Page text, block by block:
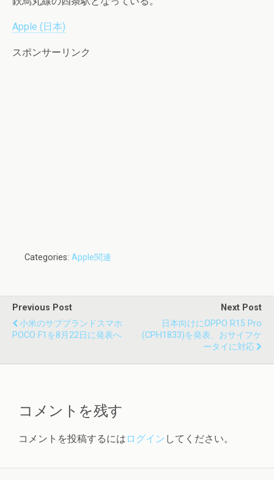
Apple (日本)
スポンサーリンク
Categories: Apple関連
Previous Post
小米のサブブランドスマホ
POCO F1を8月22日に発表へ
Next Post
日本向けにOPPO R15 Pro
(CPH1833)を発表、おサイフケ
ータイに対応
コメントを残す
コメントを投稿するには ログイン してください。